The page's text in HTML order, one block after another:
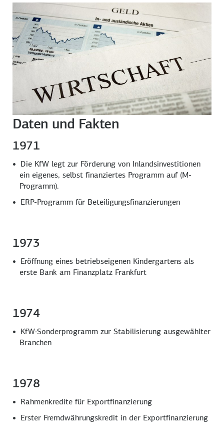
Daten und Fakten
1971
Die KfW legt zur Förderung von Inlandsinvestitionen
ein eigenes, selbst finanziertes Programm auf (M-
Programm).
ERP-Programm für Beteiligungsfinanzierungen
1973
Eröffnung eines betriebseigenen Kindergartens als
erste Bank am Finanzplatz Frankfurt
1974
KfW-Sonderprogramm zur Stabilisierung ausgewählter
Branchen
1978
Rahmenkredite für Exportfinanzierung
Erster Fremdwährungskredit in der Exportfinanzierung